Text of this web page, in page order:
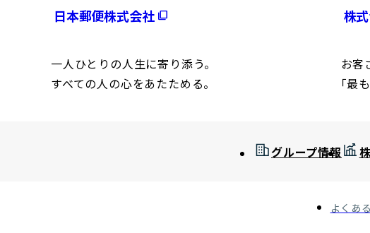
日本郵便株式会社
一人ひとりの人生に寄り添う。
すべての人の心をあたためる。
株
お客
｢最
グループ情報
よくあ